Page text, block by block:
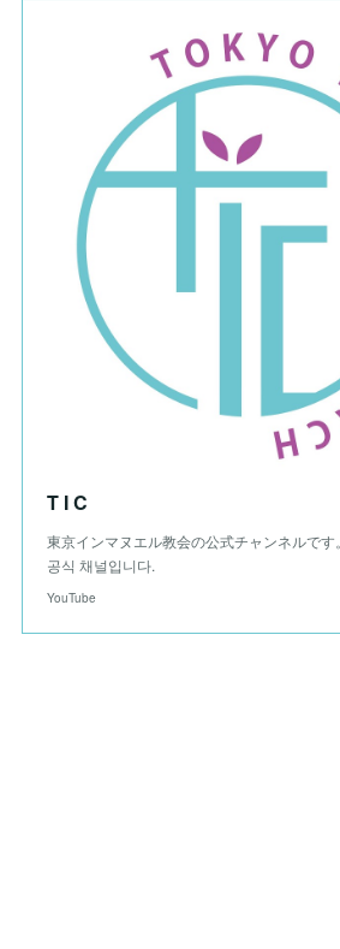
T I C
東京インマヌエル教会の公式チャンネルです
공식 채널입니다.
YouTube